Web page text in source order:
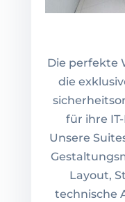
Die perfekte
die
für ihre
Unsere
Layout,
technische